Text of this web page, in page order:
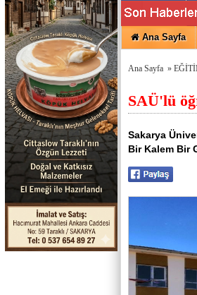
Ana Sayfa
Ana Sayfa »
SAÜ'lü
Sakarya
Bir Kalem Bir